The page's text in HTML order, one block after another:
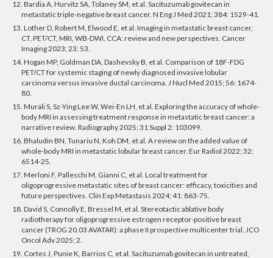
12. Bardia A, Hurvitz SA, Tolaney SM, et al. Sacituzumab govitecan in
metastatic triple-negative breast cancer. N Eng J Med 2021; 384: 1529-41.
13. Lother D, Robert M, Elwood E, et al. Imaging in metastatic breast cancer,
CT, PET/CT, MRI, WB-DWI, CCA: review and new perspectives. Cancer
Imaging 2023; 23: 53.
14. Hogan MP, Goldman DA, Dashevsky B, et al. Comparison of 18F-FDG
PET/CT for systemic staging of newly diagnosed invasive lobular
carcinoma versus invasive ductal carcinoma. J Nucl Med 2015; 56: 1674-
80.
15. Murali S, Sz-Ying Lee W, Wei-En LH, et al. Exploring the accuracy of whole-
body MRI in assessing treatment response in metastatic breast cancer: a
narrative review. Radiography 2025; 31 Suppl 2: 103099.
16. Bhaludin BN, Tunariu N, Koh DM, et al. A review on the added value of
whole-body MRI in metastatic lobular breast cancer. Eur Radiol 2022; 32:
6514-25.
17. Merloni F, Palleschi M, Gianni C, et al. Local treatment for
oligoprogressive metastatic sites of breast cancer: efficacy, toxicities and
future perspectives. Clin Exp Metastasis 2024; 41: 863-75.
18. David S, Connolly E, Bressel M, et al. Stereotactic ablative body
radiotherapy for oligoprogressive estrogen receptor-positive breast
cancer (TROG 20.03 AVATAR): a phase II prospective multicenter trial. JCO
Oncol Adv 2025; 2.
19. Cortes J, Punie K, Barrios C, et al. Sacituzumab govitecan in untreated,